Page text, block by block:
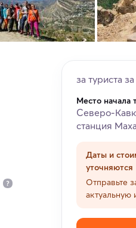
за туриста
Место начала
Северо-
станция
Даты и
уточняются
Отправьте